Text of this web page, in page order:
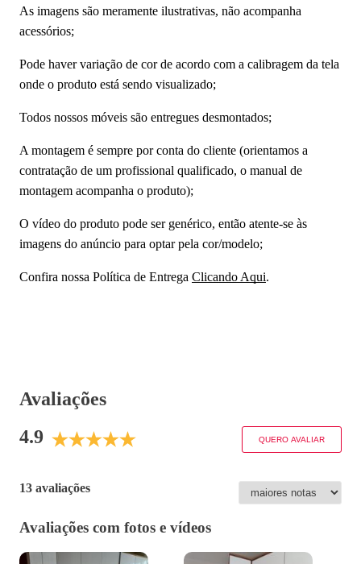
As imagens são meramente ilustrativas, não acompanha
acessórios;
Pode haver variação de cor de acordo com a calibragem da tela
onde o produto está sendo visualizado;
Todos nossos móveis são entregues desmontados;
A montagem é sempre por conta do cliente (orientamos a
contratação de um profissional qualificado, o manual de
montagem acompanha o produto);
O vídeo do produto pode ser genérico, então atente-se às
imagens do anúncio para optar pela cor/modelo;
Confira nossa Política de Entrega Clicando Aqui.
Avaliações
4.9
QUERO AVALIAR
13 avaliações
Avaliações com fotos e vídeos